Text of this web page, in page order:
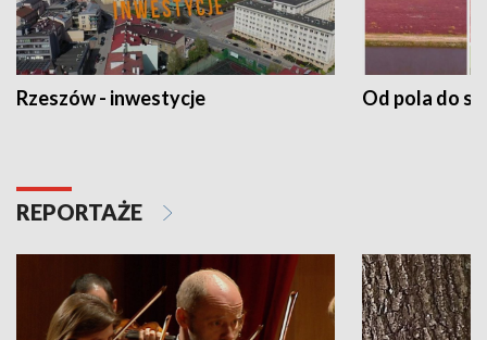
Rzeszów - inwestycje Od pola do
REPORTAŻE